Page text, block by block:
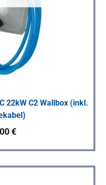
22kW C2 Wallbox (inkl.
€